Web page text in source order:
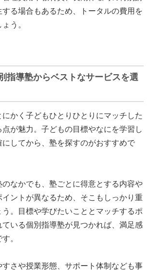
る場合もあるため、トータルの費用を
う。
指導塾からベストなサービスを選
かく子どもひとりひとりにマッチした
点が魅力。子どもの目標やなにを学習し
にしてから、塾を探すのがおすすめで
なかでも、塾ごとに得意とする内容や
イントが異なるため、そこもしっかり重
。目標や学びたいこととマッチするポ
ている個別指導塾が見つかれば、満足感
。
すさや授業形態、サポート体制なども事